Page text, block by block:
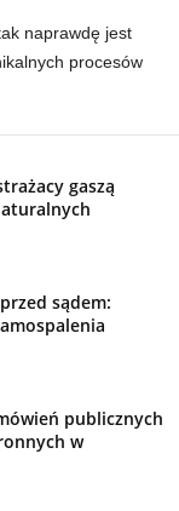
naprawdę jest
procesów
gaszą
sądem:
publicznych
w